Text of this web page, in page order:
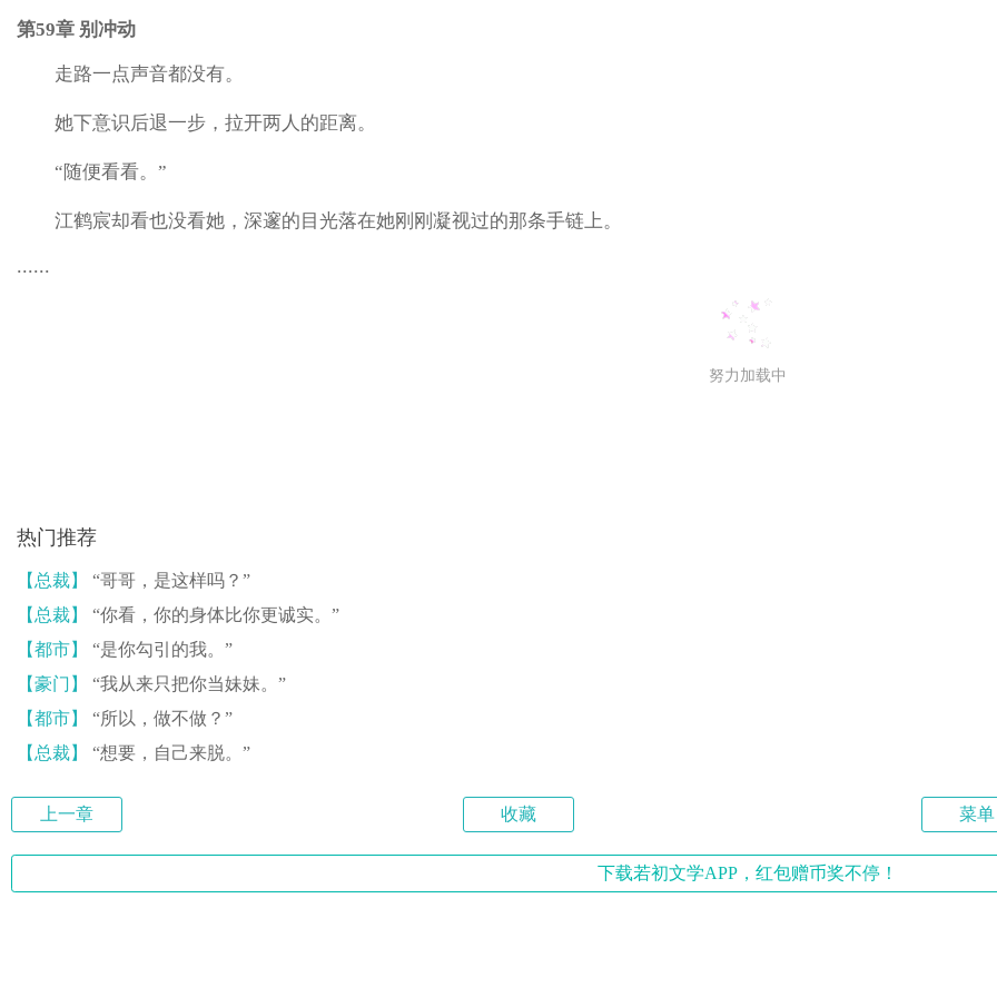
第59章 别冲动
走路一点声音都没有。
她下意识后退一步，拉开两人的距离。
“随便看看。”
江鹤宸却看也没看她，深邃的目光落在她刚刚凝视过的那条手链上。
......
努力加载中
热门推荐
【总裁】
“哥哥，是这样吗？”
【总裁】
“你看，你的身体比你更诚实。”
【都市】
“是你勾引的我。”
【豪门】
“我从来只把你当妹妹。”
【都市】
“所以，做不做？”
【总裁】
“想要，自己来脱。”
上一章 收藏 菜单
下载若初文学APP，红包赠币奖不停！